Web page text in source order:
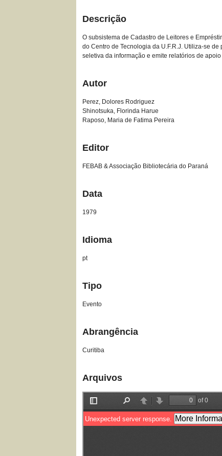
Descrição
O subsistema de Cadastro de Leitores e
do Centro de Tecnologia da U.F.R.J. Utiliza-se
seletiva da informação e emite relatórios de
Autor
Perez, Dolores Rodriguez
Shinotsuka, Florinda Harue
Raposo, Maria de Fatima Pereira
Editor
FEBAB & Associação Bibliotecária do Paraná
Data
1979
Idioma
pt
Tipo
Evento
Abrangência
Curitiba
Arquivos